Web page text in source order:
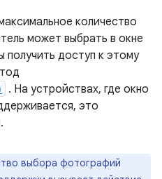
количество
может выбрать в окне
доступ к этому
. На устройствах, где окно
это
выбора фотографий